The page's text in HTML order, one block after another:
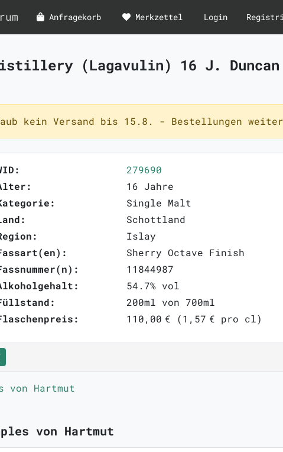
Anfragekorb Merkzettel Login
(Lagavulin) 16 J.
kein Versand bis 15.8. - Bestellungen
279690
16 Jahre
Single Malt
Schottland
Islay
Sherry Octave Finish
11844987
54.7% vol
200ml von 700ml
110,00 € (1,57 € pro cl)
von Hartmut
von Hartmut